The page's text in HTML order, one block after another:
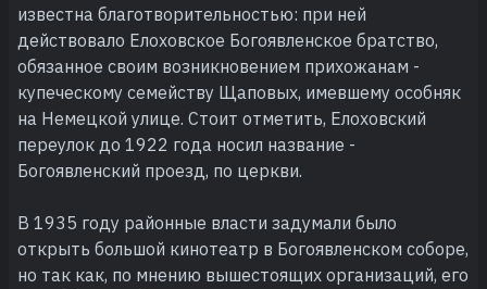
известна благотворительностью: при ней
действовало Елоховское Богоявленское братство,
обязанное своим возникновением прихожанам -
купеческому семейству Щаповых, имевшему особняк
на Немецкой улице. Стоит отметить, Елоховский
переулок до 1922 года носил название -
Богоявленский проезд, по церкви.
В 1935 году районные власти задумали было
открыть большой кинотеатр в Богоявленском соборе,
но так как, по мнению вышестоящих организаций, его